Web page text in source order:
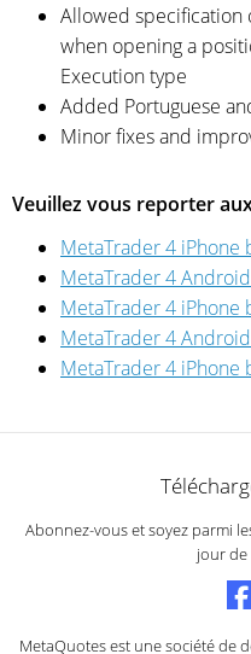
Allowed specification
when opening a
Execution type
Added Portuguese
Minor fixes and
Veuillez vous reporter
MetaTrader 4 iPhone
MetaTrader 4
MetaTrader 4 iPhone
MetaTrader 4
MetaTrader 4 iPhone
Abonnez-vous et soyez parmi
jour
MetaQuotes est une société de